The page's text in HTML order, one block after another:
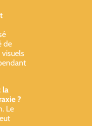
de
visuels
la
?
Le